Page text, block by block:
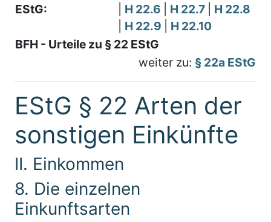
EStG:
H 22.6 H 22.7
H 22.8
H 22.9
H 22.10
BFH - Urteile zu § 22 EStG
weiter zu: § 22a EStG
EStG § 22 Arten der
sonstigen Einkünfte
II. Einkommen
8. Die einzelnen
Einkunftsarten